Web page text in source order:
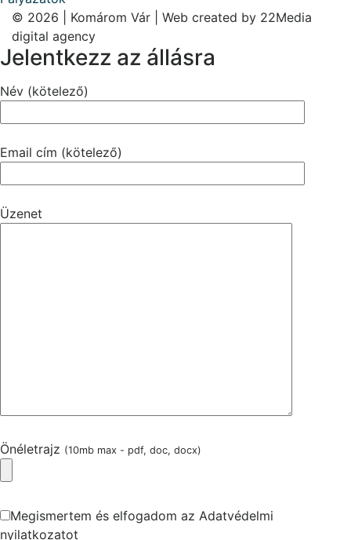
© 2026 | Komárom Vár | Web created by 22Media
digital agency
Jelentkezz az állásra
Név (kötelező)
Email cím (kötelező)
Üzenet
Önéletrajz (10mb max - pdf, doc, docx)
Megismertem és elfogadom az Adatvédelmi
nyilatkozatot